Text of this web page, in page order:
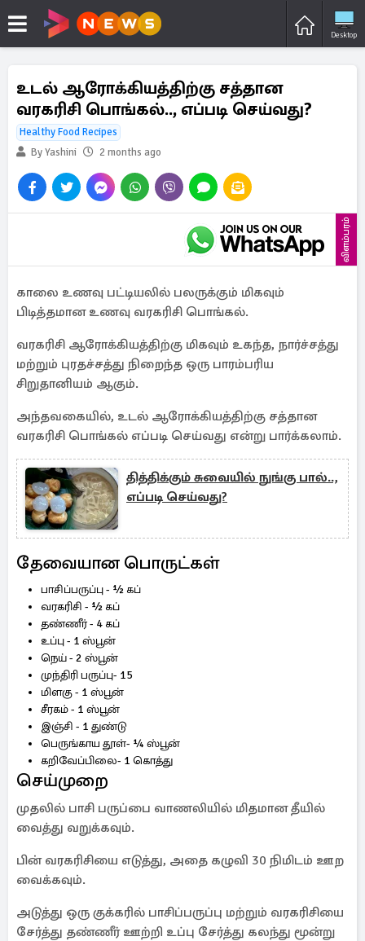
Desktop
உடல் ஆரோக்கியத்திற்கு சத்தான
வரகரிசி பொங்கல்.., எப்படி செய்வது?
Healthy Food Recipes
By Yashini
2 months ago
விளம்பரம்
காலை உணவு பட்டியலில் பலருக்கும் மிகவும்
பிடித்தமான உணவு வரகரிசி பொங்கல்.
வரகரிசி ஆரோக்கியத்திற்கு மிகவும் உகந்த, நார்ச்சத்து
மற்றும் புரதச்சத்து நிறைந்த ஒரு பாரம்பரிய
சிறுதானியம் ஆகும்.
அந்தவகையில், உடல் ஆரோக்கியத்திற்கு சத்தான
வரகரிசி பொங்கல் எப்படி செய்வது என்று பார்க்கலாம்.
தித்திக்கும் சுவையில் நுங்கு பால்..,
எப்படி செய்வது?
தேவையான பொருட்கள்
பாசிப்பருப்பு - ½ கப்
வரகரிசி - ½ கப்
தண்ணீர் - 4 கப்
உப்பு - 1 ஸ்பூன்
நெய் - 2 ஸ்பூன்
முந்திரி பருப்பு- 15
மிளகு - 1 ஸ்பூன்
சீரகம் - 1 ஸ்பூன்
இஞ்சி - 1 துண்டு
பெருங்காய தூள்- ¼ ஸ்பூன்
கறிவேப்பிலை- 1 கொத்து
செய்முறை
முதலில் பாசி பருப்பை வாணலியில் மிதமான தீயில்
வைத்து வறுக்கவும்.
பின் வரகரிசியை எடுத்து, அதை கழுவி 30 நிமிடம் ஊற
வைக்கவும்.
அடுத்து ஒரு குக்கரில் பாசிப்பருப்பு மற்றும் வரகரிசியை
சேர்த்து தண்ணீர் ஊற்றி உப்பு சேர்த்து கலந்து மூன்று